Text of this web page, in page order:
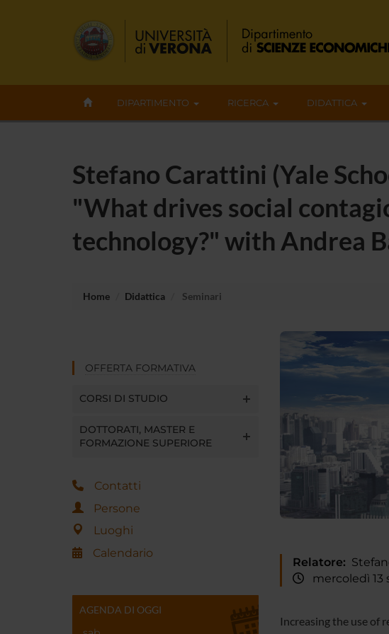
DIPARTIMENTO RICERCA DIDATTICA
Stefano Carattini (Yale
"What drives social
technology?" with Andrea
Home Didattica Seminari
OFFERTA FORMATIVA
CORSI DI STUDIO
DOTTORATI, MASTER E
FORMAZIONE SUPERIORE
Contatti
Persone
Luoghi
Calendario
AGENDA DI OGGI
Relatore:
mercoledì 13
Increasing the use of